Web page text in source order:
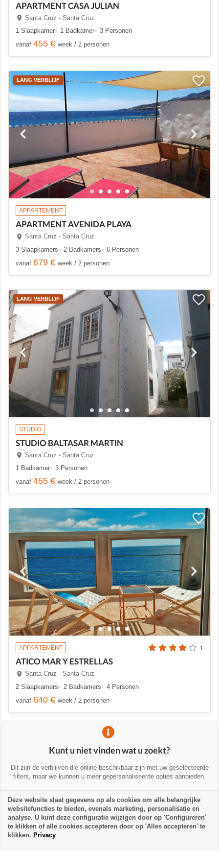
APARTMENT CASA JULIAN
Santa Cruz - Santa Cruz
1 Slaapkamer
1 Badkamer
3 Personen
vanaf 455 € week / 2 personen
LANG VERBLIJF
APPARTEMENT
APARTMENT AVENIDA PLAYA
Santa Cruz - Santa Cruz
3 Slaapkamers
2 Badkamers
6 Personen
vanaf 679 € week / 2 personen
LANG VERBLIJF
STUDIO
STUDIO BALTASAR MARTIN
Santa Cruz - Santa Cruz
1 Badkamer
3 Personen
vanaf 455 € week / 2 personen
APPARTEMENT 1
ATICO MAR Y ESTRELLAS
Santa Cruz - Santa Cruz
2 Slaapkamers
2 Badkamers
4 Personen
vanaf 640 € week / 2 personen
Kunt u niet vinden wat u zoekt?
Dit zijn de verblijven die online beschikbaar zijn met uw geselecteerde
filters, maar we kunnen u meer gepersonaliseerde opties aanbieden.
💡 We helpen u persoonlijk
Neem contact met ons op om u te helpen alternatieven te vinden of u
te adviseren:
Deze website slaat gegevens op als cookies om alle belangrijke
websitefuncties te bieden, evenals marketing, personalisatie en
analyse. U kunt deze configuratie wijzigen door op 'Configureren'
te klikken of alle cookies accepteren door op 'Alles accepteren' te
klikken. Privacy